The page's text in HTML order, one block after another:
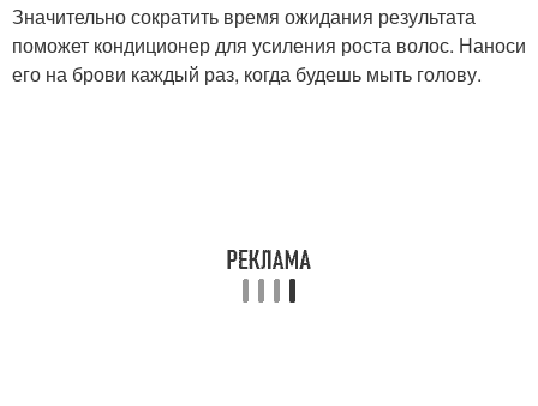
Значительно сократить время ожидания результата
поможет кондиционер для усиления роста волос. Наноси
его на брови каждый раз, когда будешь мыть голову.